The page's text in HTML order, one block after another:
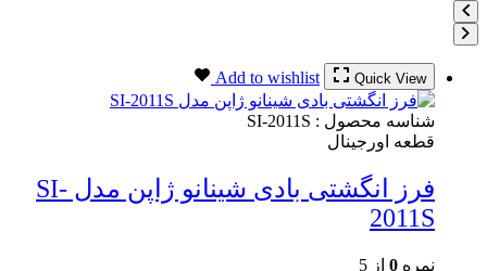
Quick View
Add to wishlist
شناسه محصول : SI-2011S
قطعه اورجینال
فرز انگشتی بادی شینانو ژاپن مدل SI-
2011S
نمره 0 از 5